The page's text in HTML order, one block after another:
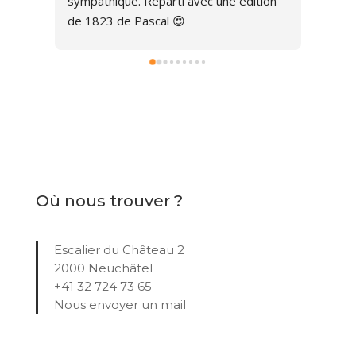
Où nous trouver ?
Escalier du Château 2
2000 Neuchâtel
+41 32 724 73 65
Nous envoyer un mail